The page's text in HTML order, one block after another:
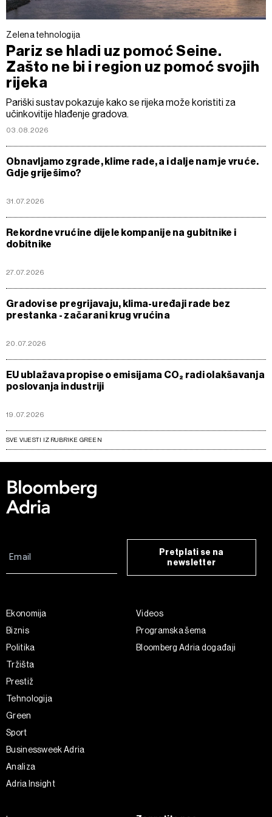
Zelena tehnologija
Pariz se hladi uz pomoć Seine.
Zašto ne bi i region uz pomoć svojih
rijeka
Pariški sustav pokazuje kako se rijeka može koristiti za
učinkovitije hlađenje gradova.
03.08.2026
Obnavljamo zgrade, klime rade, a i dalje nam je vruće.
Gdje griješimo?
31.07.2026
Rekordne vrućine dijele kompanije na gubitnike i
dobitnike
27.07.2026
Gradovi se pregrijavaju, klima-uređaji rade bez
prestanka - začarani krug vrućina
20.07.2026
EU ublažava propise o emisijama CO₂ radi olakšavanja
poslovanja industriji
19.07.2026
SVE VIJESTI IZ RUBRIKE GREEN
Pretplati se na
newsletter
Ekonomija
Biznis
Politika
Tržišta
Prestiž
Tehnologija
Green
Sport
Businessweek Adria
Analiza
Adria Insight
Videos
Programska šema
Bloomberg Adria događaji